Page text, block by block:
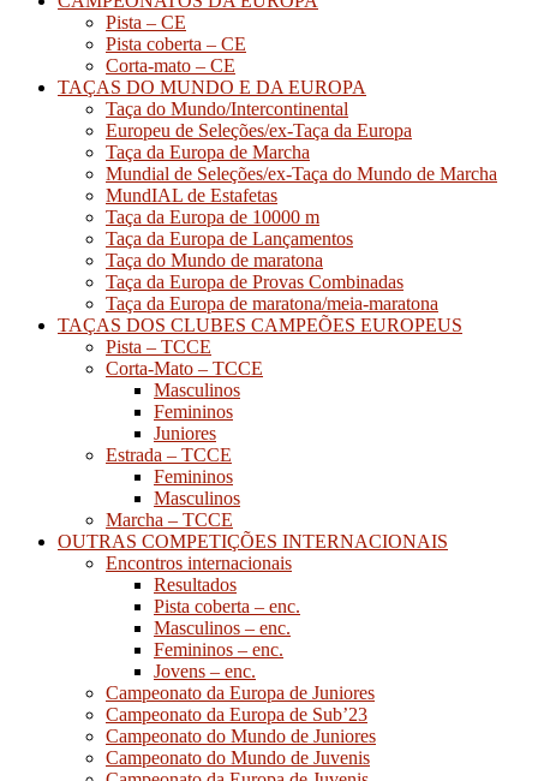
Pista – CE
Pista coberta – CE
Corta-mato – CE
TAÇAS DO MUNDO E DA EUROPA
Taça do Mundo/Intercontinental
Europeu de Seleções/ex-Taça da Europa
Taça da Europa de Marcha
Mundial de Seleções/ex-Taça do Mundo de Marcha
MundIAL de Estafetas
Taça da Europa de 10000 m
Taça da Europa de Lançamentos
Taça do Mundo de maratona
Taça da Europa de Provas Combinadas
Taça da Europa de maratona/meia-maratona
TAÇAS DOS CLUBES CAMPEÕES EUROPEUS
Pista – TCCE
Corta-Mato – TCCE
Masculinos
Femininos
Juniores
Estrada – TCCE
Femininos
Masculinos
Marcha – TCCE
OUTRAS COMPETIÇÕES INTERNACIONAIS
Encontros internacionais
Resultados
Pista coberta – enc.
Masculinos – enc.
Femininos – enc.
Jovens – enc.
Campeonato da Europa de Juniores
Campeonato da Europa de Sub’23
Campeonato do Mundo de Juniores
Campeonato do Mundo de Juvenis